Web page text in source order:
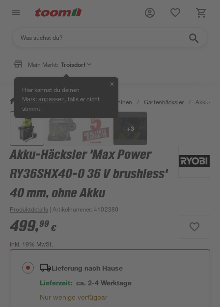
Mein Markt: Troisdorf
Hier kannst du deinen
Markt anpassen , falls er nicht
stimmt.
✕
/ Garten & Freizeit / Gartenmaschinen / Gartenhäcksler / Akku-
+3
Akku-Häcksler 'Max Power
RY36SHX40-0 36 V brushless'
40 mm, ohne Akku
Produktdetails | Artikelnummer:4102380
499,99 €
inkl. 19% MwSt.
Lieferung nach Hause
Lieferzeit: ca. 2-4 Werktage
Nur wenige verfügbar